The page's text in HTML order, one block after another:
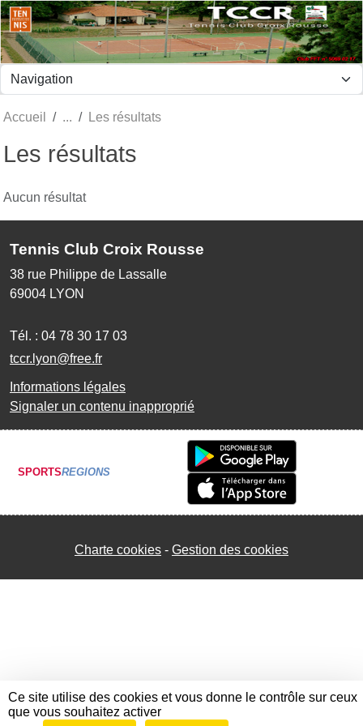
Accueil Les résultats
Les résultats
Aucun résultat
Tennis Club Croix Rousse
38 rue Philippe de Lassalle
69004 LYON
Tél. : 04 78 30 17 03
tccr.lyon@free.fr
Informations légales
Signaler un contenu inapproprié
SPORTSREGIONS
Charte cookies Gestion des cookies
Panneau de gestion des cookies
Ce site utilise des cookies et vous donne le contrôle sur ceux
que vous souhaitez activer